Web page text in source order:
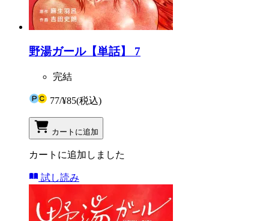
野湯ガール【単話】 7
完結
77/¥85(税込)
カートに追加
カートに追加しました
試し読み